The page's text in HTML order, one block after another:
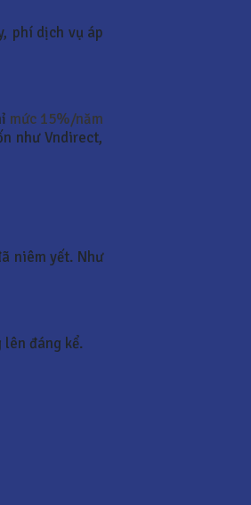
phí dịch vụ áp
mức 15%/năm
như Vndirect,
niêm yết. Như
đáng kể.